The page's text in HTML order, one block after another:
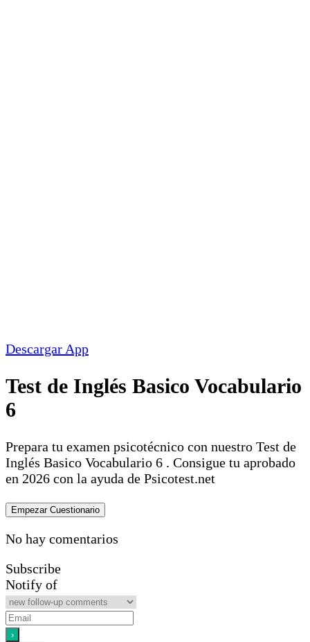
Descargar App
Test de Inglés Basico Vocabulario
6
Prepara tu examen psicotécnico con nuestro Test de
Inglés Basico Vocabulario 6 . Consigue tu aprobado
en 2026 con la ayuda de Psicotest.net
No hay comentarios
Subscribe
Notify of